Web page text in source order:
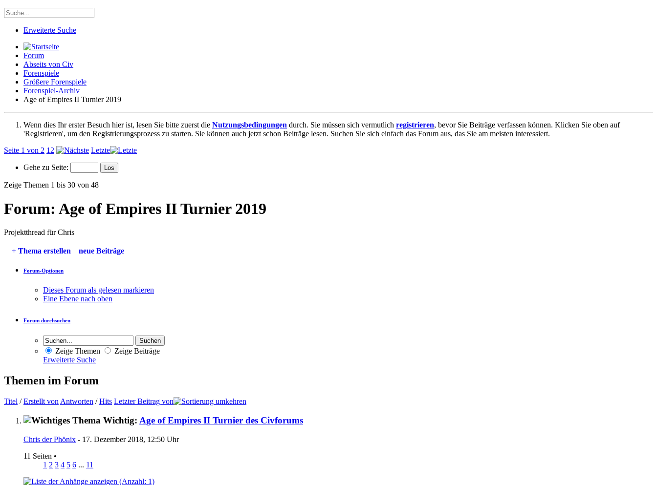
Erweiterte Suche
Forum
Abseits von Civ
Forenspiele
Größere Forenspiele
Forenspiel-Archiv
Age of Empires II Turnier 2019
Wenn dies Ihr erster Besuch hier ist, lesen Sie bitte zuerst die Nutzungsbedingungen durch. Sie müssen sich vermutlich registrieren, bevor Sie Beiträge verfassen können. Klicken Sie oben auf
'Registrieren', um den Registrierungsprozess zu starten. Sie können auch jetzt schon Beiträge lesen. Suchen Sie sich einfach das Forum aus, das Sie am meisten interessiert.
Seite 1 von 2 1 2 Letzte
Gehe zu Seite:
Zeige Themen 1 bis 30 von 48
Forum: Age of Empires II Turnier 2019
Projektthread für Chris
+ Thema erstellen neue Beiträge
Forum-Optionen
Dieses Forum als gelesen markieren
Eine Ebene nach oben
Forum durchsuchen
Zeige Themen
Zeige Beiträge
Erweiterte Suche
Themen im Forum
Titel /Erstellt von Antworten /Hits Letzter Beitrag von
Wichtig: Age of Empires II Turnier des Civforums
Chris der Phönix - 17. Dezember 2018, 12:50 Uhr
11 Seiten •
1 2 3 4 5 6 ... 11